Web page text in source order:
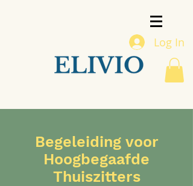
Log In
Begeleiding voor
Hoogbegaafde
Thuiszitters